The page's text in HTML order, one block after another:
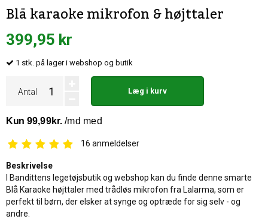
Blå karaoke mikrofon & højttaler
399,95 kr
1 stk. på lager i webshop og butik
Antal Læg i kurv
16 anmeldelser
Beskrivelse
I Bandittens legetøjsbutik og webshop kan du finde denne smarte
Blå Karaoke højttaler med trådløs mikrofon fra Lalarma, som er
perfekt til børn, der elsker at synge og optræde for sig selv - og
andre.